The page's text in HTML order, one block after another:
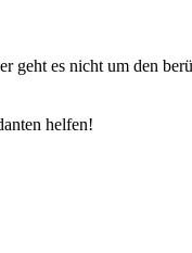
es nicht um den
helfen!